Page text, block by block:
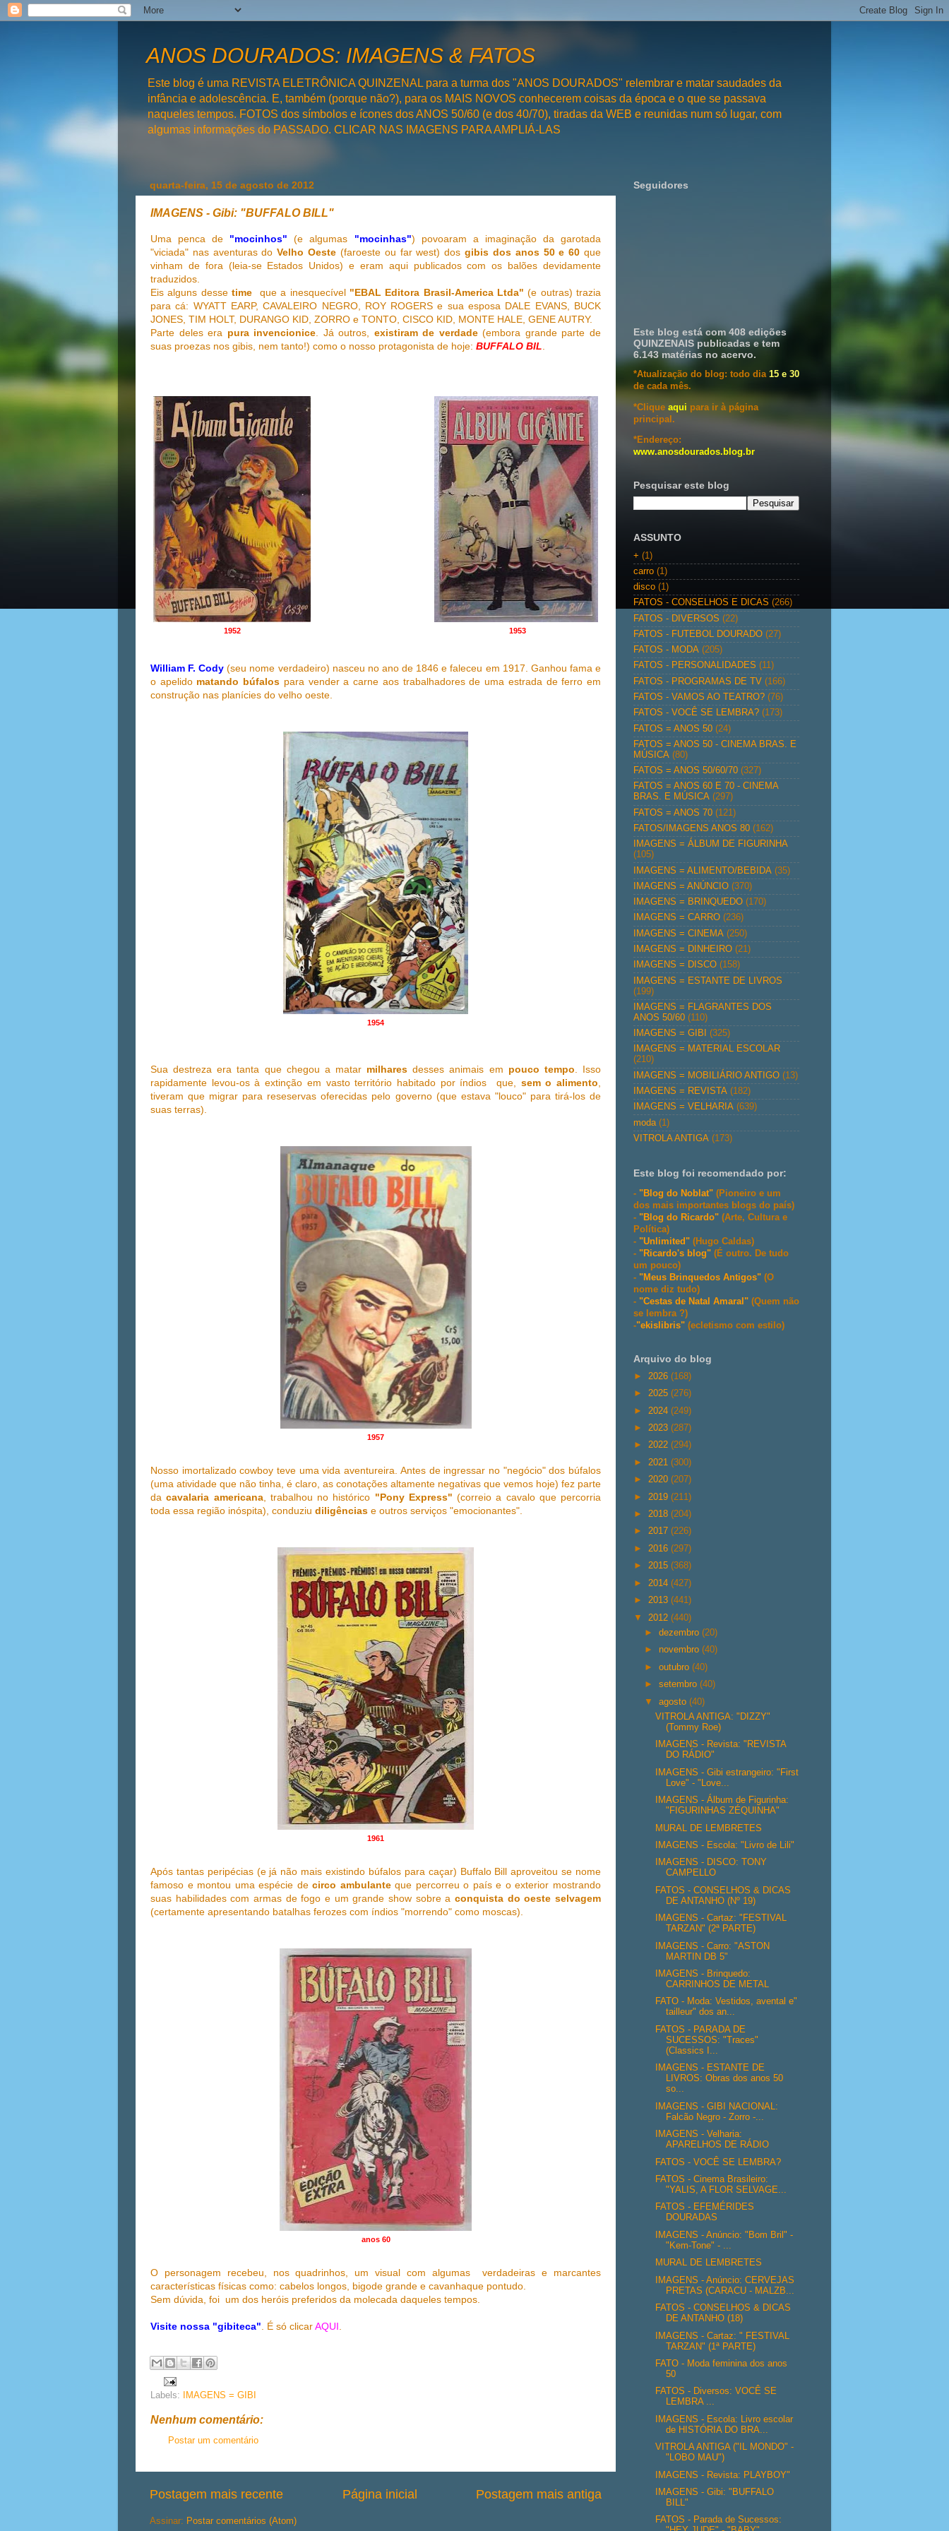
ANOS DOURADOS: IMAGENS & FATOS
Este blog é uma REVISTA ELETRÔNICA QUINZENAL para a turma dos "ANOS DOURADOS" relembrar e matar saudades da
infância e adolescência. E, também (porque não?), para os MAIS NOVOS conhecerem coisas da época e o que se passava
naqueles tempos. FOTOS dos símbolos e ícones dos ANOS 50/60 (e dos 40/70), tiradas da WEB e reunidas num só lugar, com
algumas informações do PASSADO. CLICAR NAS IMAGENS PARA AMPLIÁ-LAS
quarta-feira, 15 de agosto de 2012
IMAGENS - Gibi: "BUFFALO BILL"
Uma penca de "mocinhos" (e algumas "mocinhas") povoaram a imaginação da garotada
"viciada" nas aventuras doVelho Oeste (faroeste ou far west) dosgibis dos anos 50 e 60 que
vinham de fora (leia-se Estados Unidos) e eram aqui publicados com os balões devidamente
traduzidos.
Eis alguns dessetime que a inesquecível "EBAL Editora Brasil-America Ltda" (e outras) trazia
para cá: WYATT EARP, CAVALEIRO NEGRO, ROY ROGERS e sua esposa DALE EVANS, BUCK
JONES, TIM HOLT, DURANGO KID, ZORRO e TONTO, CISCO KID, MONTE HALE, GENE AUTRY.
Parte deles era pura invencionice. Já outros, existiram de verdade(embora grande parte de
suas proezas nos gibis, nem tanto!) como o nosso protagonista de hoje: BUFFALO BIL.
1952 1953
William F. Cody (seu nome verdadeiro) nasceu no ano de 1846 e faleceu em 1917. Ganhou fama e
o apelido matando búfalos para vender a carne aos trabalhadores de uma estrada de ferro em
construção nas planícies do velho oeste.
1954
Sua destreza era tanta que chegou a matar milhares desses animais em pouco tempo. Isso
rapidamente levou-os à extinção em vasto território habitado por índios que, sem o alimento,
tiveram que migrar para reseservas oferecidas pelo governo (que estava "louco" para tirá-los de
suas terras).
1957
Nosso imortalizado cowboy teve uma vida aventureira. Antes de ingressar no "negócio" dos búfalos
(uma atividade que não tinha, é claro, as conotações altamente negativas que vemos hoje) fez parte
dacavalaria americana, trabalhou no histórico "Pony Express" (correio a cavalo que percorria
toda essa região inóspita), conduziu diligências e outros serviços "emocionantes".
1961
Após tantas peripécias (e já não mais existindo búfalos para caçar) Buffalo Bill aproveitou se nome
famoso e montou uma espécie decirco ambulanteque percorreu o país e o exterior mostrando
suas habilidades com armas de fogo e um grande show sobre a conquista do oeste selvagem
(certamente apresentando batalhas ferozes com índios "morrendo" como moscas).
anos 60
O personagem recebeu, nos quadrinhos, um visual com algumas verdadeiras e marcantes
características físicas como: cabelos longos, bigode grande e cavanhaque pontudo.
Sem dúvida, foi um dos heróis preferidos da molecada daqueles tempos.
Visite nossa "gibiteca" . É só clicarAQUI
Labels: IMAGENS = GIBI
Nenhum comentário:
Postar um comentário
Postagem mais recente Postagem mais antiga
Página inicial
Assinar: Postar comentários (Atom)
Seguidores
Este blog está com 408 edições
QUINZENAIS publicadas e tem
6.143 matérias no acervo.
*Atualização do blog: todo dia 15 e 30
de cada mês.
*Clique aqui para ir à página
principal.
*Endereço:
www.anosdourados.blog.br
Pesquisar este blog
ASSUNTO
+ (1)
carro (1)
disco (1)
FATOS - CONSELHOS E DICAS (266)
FATOS - DIVERSOS (22)
FATOS - FUTEBOL DOURADO (27)
FATOS - MODA (205)
FATOS - PERSONALIDADES (11)
FATOS - PROGRAMAS DE TV (166)
FATOS - VAMOS AO TEATRO? (76)
FATOS - VOCÊ SE LEMBRA? (173)
FATOS = ANOS 50 (24)
FATOS = ANOS 50 - CINEMA BRAS. E
MÚSICA (80)
FATOS = ANOS 50/60/70 (327)
FATOS = ANOS 60 E 70 - CINEMA
BRAS. E MÚSICA (297)
FATOS = ANOS 70 (121)
FATOS/IMAGENS ANOS 80 (162)
IMAGENS = ÁLBUM DE FIGURINHA
(105)
IMAGENS = ALIMENTO/BEBIDA (35)
IMAGENS = ANÚNCIO (370)
IMAGENS = BRINQUEDO (170)
IMAGENS = CARRO (236)
IMAGENS = CINEMA (250)
IMAGENS = DINHEIRO (21)
IMAGENS = DISCO (158)
IMAGENS = ESTANTE DE LIVROS
(199)
IMAGENS = FLAGRANTES DOS
ANOS 50/60 (110)
IMAGENS = GIBI
(325)
IMAGENS = MATERIAL ESCOLAR
(210)
IMAGENS = MOBILIÁRIO ANTIGO (13)
IMAGENS = REVISTA (182)
IMAGENS = VELHARIA (639)
moda (1)
VITROLA ANTIGA (173)
Este blog foi recomendado por:
- "Blog do Noblat" (Pioneiro e um
dos mais importantes blogs do país)
- "Blog do Ricardo" (Arte, Cultura e
Política)
- "Unlimited" (Hugo Caldas)
- "Ricardo's blog" (É outro. De tudo
um pouco)
- "Meus Brinquedos Antigos" (O
nome diz tudo)
- "Cestas de Natal Amaral" (Quem não
se lembra ?)
-"ekislibris" (ecletismo com estilo)
Arquivo do blog
► 2026 (168)
► 2025 (276)
► 2024 (249)
► 2023 (287)
► 2022 (294)
► 2021 (300)
► 2020 (207)
► 2019 (211)
► 2018 (204)
► 2017 (226)
► 2016 (297)
► 2015 (368)
► 2014 (427)
► 2013 (441)
▼ 2012 (440)
►dezembro(20)
► novembro(40)
►outubro(40)
►setembro(40)
▼agosto(40)
VITROLA ANTIGA: "DIZZY"
(Tommy Roe)
IMAGENS - Revista: "REVISTA
DO RÁDIO"
IMAGENS - Gibi estrangeiro: "First
Love" - "Love...
IMAGENS - Álbum de Figurinha:
"FIGURINHAS ZÉQUINHA"
MURAL DE LEMBRETES
IMAGENS - Escola: "Livro de Lili"
IMAGENS - DISCO: TONY
CAMPELLO
FATOS - CONSELHOS & DICAS
DE ANTANHO (Nº 19)
IMAGENS - Cartaz: "FESTIVAL
TARZAN" (2ª PARTE)
IMAGENS - Carro: "ASTON
MARTIN DB 5"
IMAGENS - Brinquedo:
CARRINHOS DE METAL
FATO - Moda: Vestidos, avental e"
tailleur" dos an...
FATOS - PARADA DE
SUCESSOS: "Traces"
(Classics I...
IMAGENS - ESTANTE DE
LIVROS: Obras dos anos 50
so...
IMAGENS - GIBI NACIONAL:
Falcão Negro - Zorro -...
IMAGENS - Velharia:
APARELHOS DE RÁDIO
FATOS - VOCÊ SE LEMBRA?
FATOS - Cinema Brasileiro:
"YALIS, A FLOR SELVAGE...
FATOS - EFEMÉRIDES
DOURADAS
IMAGENS - Anúncio: "Bom Bril" -
"Kem-Tone" - ...
MURAL DE LEMBRETES
IMAGENS - Anúncio: CERVEJAS
PRETAS (CARACU - MALZB...
FATOS - CONSELHOS & DICAS
DE ANTANHO (18)
IMAGENS - Cartaz: " FESTIVAL
TARZAN" (1ª PARTE)
FATO - Moda feminina dos anos
50
FATOS - Diversos: VOCÊ SE
LEMBRA ...
IMAGENS - Escola: Livro escolar
de HISTÓRIA DO BRA...
VITROLA ANTIGA ("IL MONDO" -
"LOBO MAU")
IMAGENS - Revista: PLAYBOY"
IMAGENS - Gibi: "BUFFALO
BILL"
FATOS - Parada de Sucessos: